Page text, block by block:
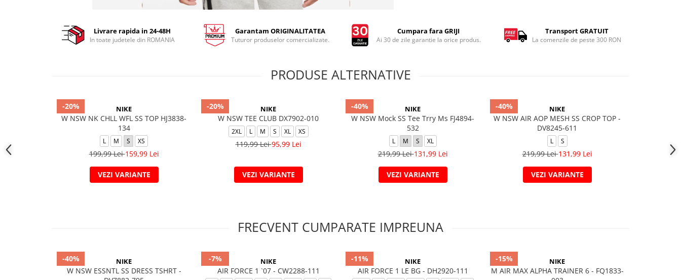
Livrare rapida in 24-48H
In toate judetele din ROMANIA
Garantam ORIGINALITATEA
Tuturor produselor comercializate.
Cumpara fara GRIJI
Ai 30 de zile garantie la orice produs.
Transport GRATUIT
La comenzile de peste 300 RON
PRODUSE ALTERNATIVE
-20% NIKE
W NSW NK CHLL WFL SS TOP HJ3838-
134
L M S XS
199,99 Lei159,99 Lei
VEZI VARIANTE
-20% NIKE
W NSW TEE CLUB DX7902-010
2XL L M S XL XS
119,99 Lei95,99 Lei
VEZI VARIANTE
-40% NIKE
W NSW Mock SS Tee Trry Ms FJ4894-
532
L M S XL
219,99 Lei131,99 Lei
VEZI VARIANTE
-40% NIKE
W NSW AIR AOP MESH SS CROP TOP -
DV8245-611
L S
219,99 Lei131,99 Lei
VEZI VARIANTE
FRECVENT CUMPARATE IMPREUNA
-40% NIKE
W NSW ESSNTL SS DRESS TSHRT -
-7% NIKE
AIR FORCE 1 `07 - CW2288-111
-11% NIKE
AIR FORCE 1 LE BG - DH2920-111
-15% NIKE
M AIR MAX ALPHA TRAINER 6 - FQ1833-